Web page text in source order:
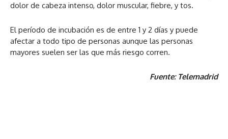
dolor de cabeza intenso, dolor muscular, fiebre, y tos.
El período de incubación es de entre 1 y 2 días y puede
afectar a todo tipo de personas aunque las personas
mayores suelen ser las que más riesgo corren.
Fuente: Telemadrid